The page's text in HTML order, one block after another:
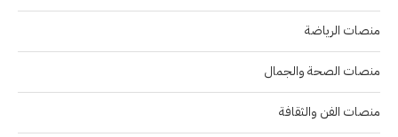
منصات الرياضة
منصات الصحة والجمال
منصات الفن والثقافة